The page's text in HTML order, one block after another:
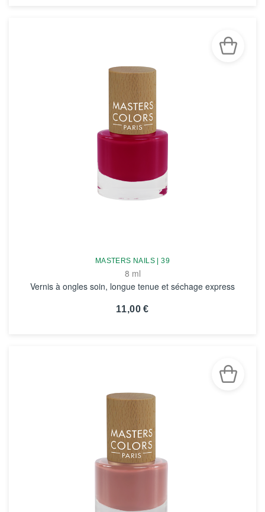
MASTERS NAILS | 39
8 ml
Vernis à ongles soin, longue tenue et séchage express
11,00 €